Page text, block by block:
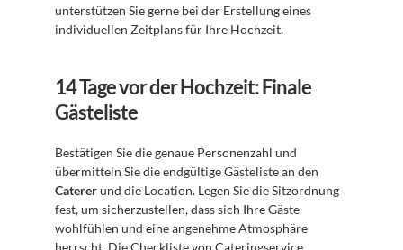
unterstützen Sie gerne bei der Erstellung eines
individuellen Zeitplans für Ihre Hochzeit.
14 Tage vor der Hochzeit: Finale
Gästeliste
Bestätigen Sie die genaue Personenzahl und
Caterer und die Location. Legen Sie die Sitzordnung
fest, um sicherzustellen, dass sich Ihre Gäste
wohlfühlen und eine angenehme Atmosphäre
herrscht. Die Checkliste von Cateringservice